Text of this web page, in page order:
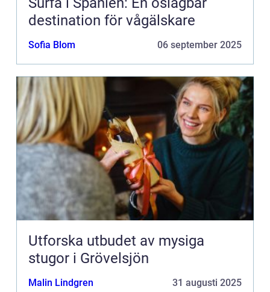
destination för vågälskare
Sofia Blom 06 september 2025
Utforska utbudet av mysiga
stugor i Grövelsjön
Malin Lindgren 31 augusti 2025